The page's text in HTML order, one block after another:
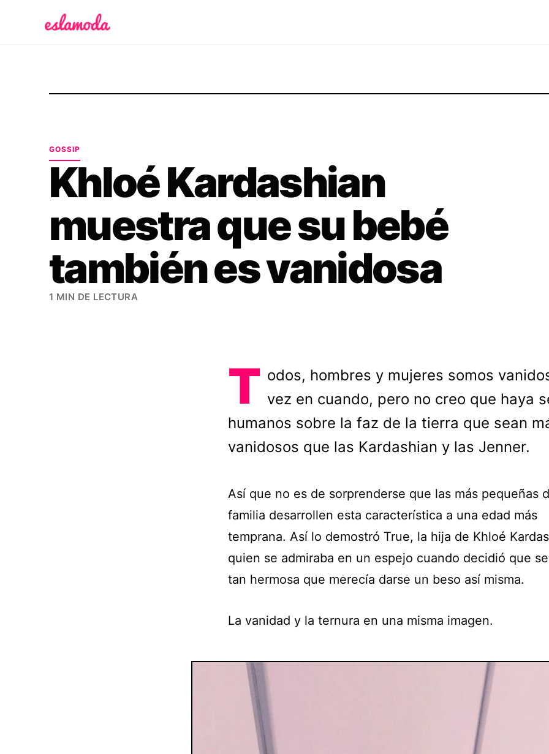
GOSSIP
Khloé Kardashian
muestra que su bebé
también es vanidosa
1 MIN DE LECTURA
T odos, hombres y mujeres somos
vez en cuando, pero no creo que haya
humanos sobre la faz de la tierra que sean
vanidosos que las Kardashian y las Jenner.
Así que no es de sorprenderse que las más pequeñas
familia desarrollen esta característica a una edad más
temprana. Así lo demostró True, la hija de Khloé
quien se admiraba en un espejo cuando decidió que
tan hermosa que merecía darse un beso así misma.
La vanidad y la ternura en una misma imagen.